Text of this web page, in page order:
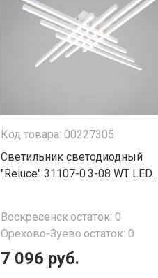
Код товара: 00227305
Светильник светодиодный
"Reluce" 31107-0.3-08 WT LED...
Воскресенскостаток: 0
Орехово-Зуево остаток: 0
7 096 руб.